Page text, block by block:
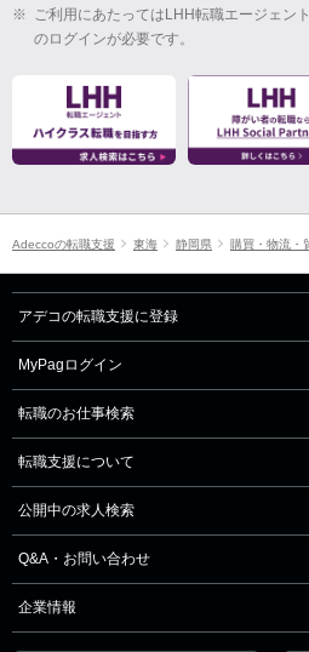
※ ご利用にあたってはLHH転職エージェン
のログインが必要です。
Adeccoの転職支援 東海 静岡県 購買・物流・
アデコの転職支援に登録
MyPagログイン
転職のお仕事検索
転職支援について
公開中の求人検索
Q&A・お問い合わせ
企業情報